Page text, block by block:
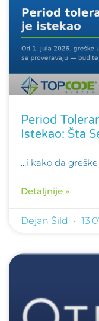
Period
Istekao: Šta
…i kako da
Detaljnije »
Dejan Šild